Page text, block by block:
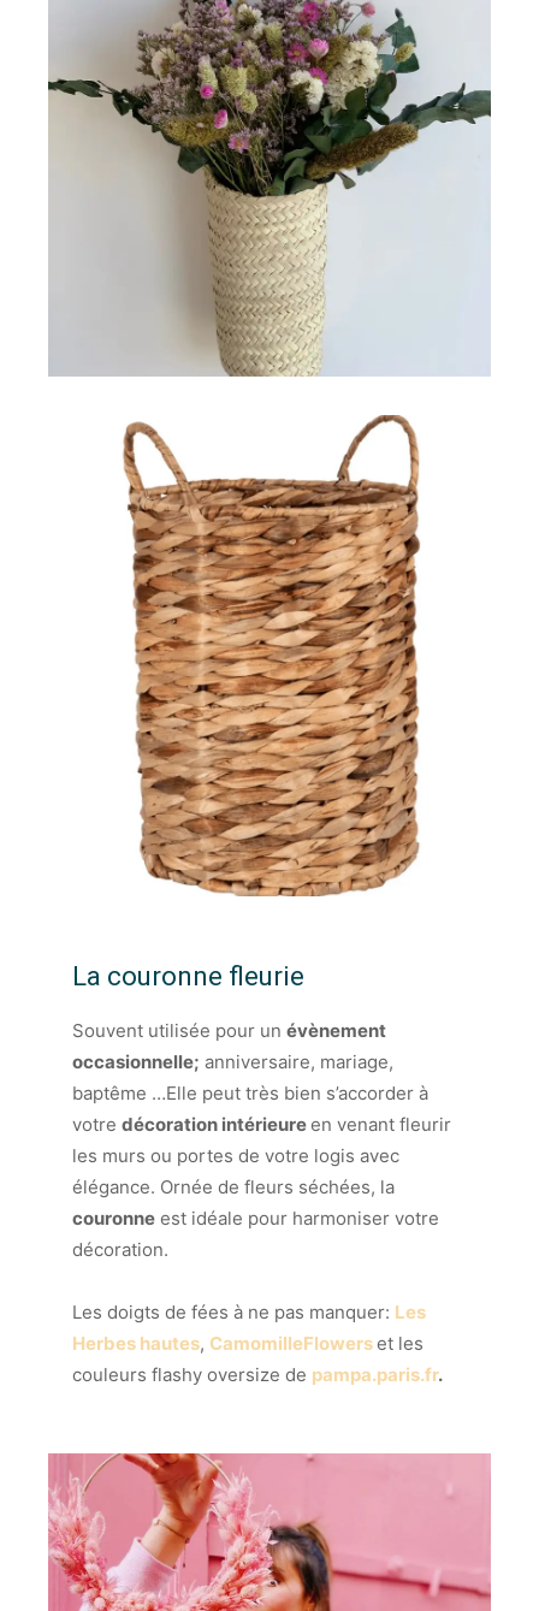
La couronne fleurie
Souvent utilisée pour un évènement
occasionnelle; anniversaire, mariage,
baptême …Elle peut très bien s’accorder à
votre décoration intérieureen venant fleurir
les murs ou portes de votre logis avec
élégance. Ornée de fleurs séchées, la
couronne est idéale pour harmoniser votre
décoration.
Les doigts de fées à ne pas manquer: Les
Herbes hautes, CamomilleFlowerset les
couleurs flashy oversize de pampa.paris.fr.